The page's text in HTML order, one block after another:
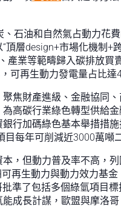
石油和自然氣占動力花
層design+市場化機制
產業等範疇歸入碳排放
可再生動力發電量占比
焦財產進級、金融協同
高碳行業綠色轉型供給
行加碼綠色基本舉措措
每年可削減近3000萬噸
，但動力普及率不高，
可再生動力與動力效力
準了包括多個綠氫項目
成長計謀，歐盟與摩洛